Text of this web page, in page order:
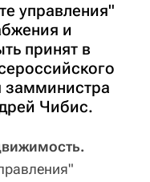
управления"
и
принят в
замминистра
Чибис.